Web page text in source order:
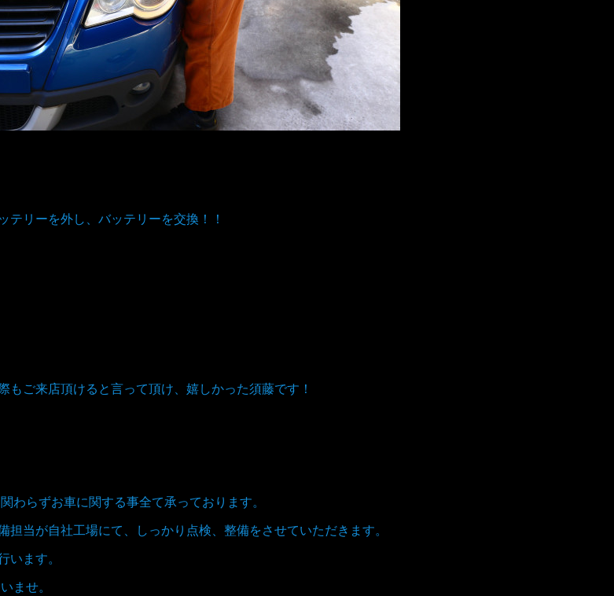
リーを外し、バッテリーを交換！！
もご来店頂けると言って頂け、嬉しかった須藤です！
わらずお車に関する事全て承っております。
当が自社工場にて、しっかり点検、整備をさせていただきます。
ます。
ませ。